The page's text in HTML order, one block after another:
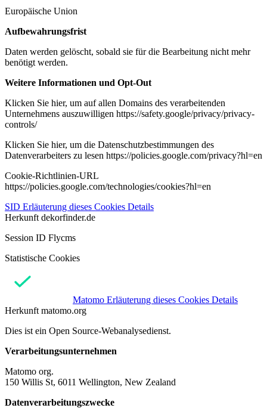
Europäische Union
Aufbewahrungsfrist
Daten werden gelöscht, sobald sie für die Bearbeitung nicht mehr
benötigt werden.
Weitere Informationen und Opt-Out
Klicken Sie hier, um auf allen Domains des verarbeitenden
Unternehmens auszuwilligen https://safety.google/privacy/privacy-
controls/
Klicken Sie hier, um die Datenschutzbestimmungen des
Datenverarbeiters zu lesen https://policies.google.com/privacy?hl=en
Cookie-Richtlinien-URL
https://policies.google.com/technologies/cookies?hl=en
SID Erläuterung dieses Cookies Details
Herkunft dekorfinder.de
Session ID Flycms
Statistische Cookies
Matomo Erläuterung dieses Cookies Details
Herkunft matomo.org
Dies ist ein Open Source-Webanalysedienst.
Verarbeitungsunternehmen
Matomo org.
150 Willis St, 6011 Wellington, New Zealand
Datenverarbeitungszwecke